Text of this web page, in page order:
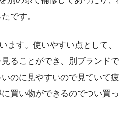
です。
ます。使いやすい点として、
ることができ、別ブランド
のに見やすいので見ていて
買い物ができるのでつい買